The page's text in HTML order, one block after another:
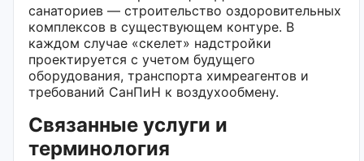
санаториев — строительство оздоровительных
комплексов в существующем контуре. В
каждом случае «скелет» надстройки
проектируется с учетом будущего
оборудования, транспорта химреагентов и
требований СанПиН к воздухообмену.
Связанные услуги и
терминология